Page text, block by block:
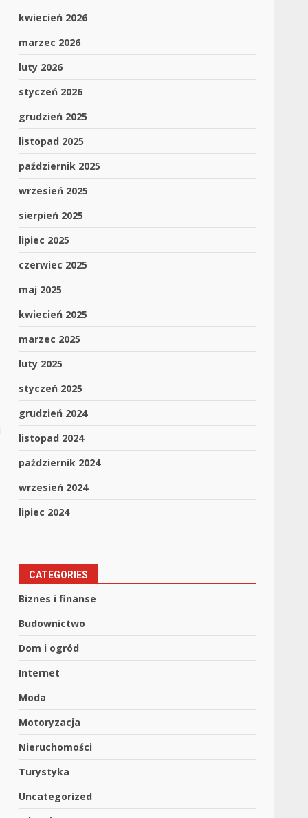
kwiecień 2026
marzec 2026
luty 2026
styczeń 2026
grudzień 2025
listopad 2025
październik 2025
wrzesień 2025
sierpień 2025
lipiec 2025
czerwiec 2025
maj 2025
kwiecień 2025
marzec 2025
luty 2025
styczeń 2025
grudzień 2024
listopad 2024
październik 2024
wrzesień 2024
lipiec 2024
CATEGORIES
Biznes i finanse
Budownictwo
Dom i ogród
Internet
Moda
Motoryzacja
Nieruchomości
Turystyka
Uncategorized